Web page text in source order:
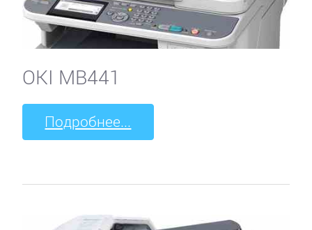
OKI MB441
Подробнее...